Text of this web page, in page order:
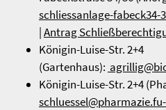
schliessanlage-fabeck34-
|Antrag
Königin-Luise-Str. 2+4
(Gartenhaus):
Königin-Luise-Str. 2+4